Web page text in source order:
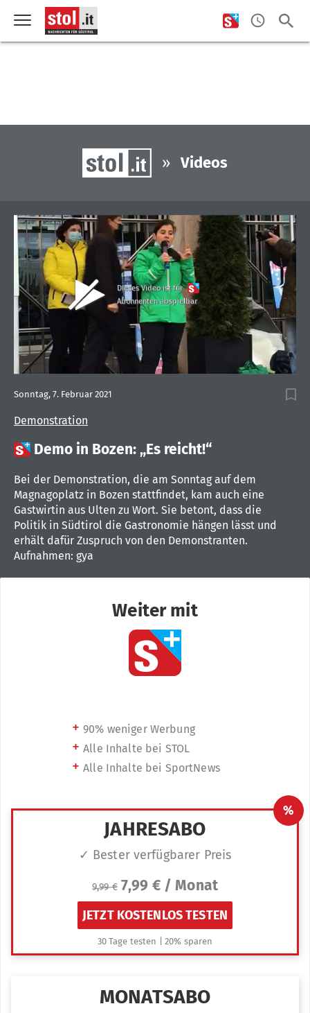
» Videos
Dieses Video ist für
Abonnenten abspielbar
Demonstration
Sonntag, 7. Februar 2021
 Demo in Bozen: „Es reicht!“
Bei der Demonstration, die am Sonntag auf dem
Magnagoplatz in Bozen stattfindet, kam auch eine
Gastwirtin aus Ulten zu Wort. Sie betont, dass die
Politik in Südtirol die Gastronomie hängen lässt und
erhält dafür Zuspruch von den Demonstranten.
Aufnahmen: gya